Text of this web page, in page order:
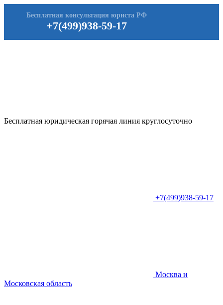
+7(499)938-59-17
Бесплатная консультация юриста РФ
Бесплатная юридическая горячая линия круглосуточно
+7(499)938-59-17
Москва и
Московская область